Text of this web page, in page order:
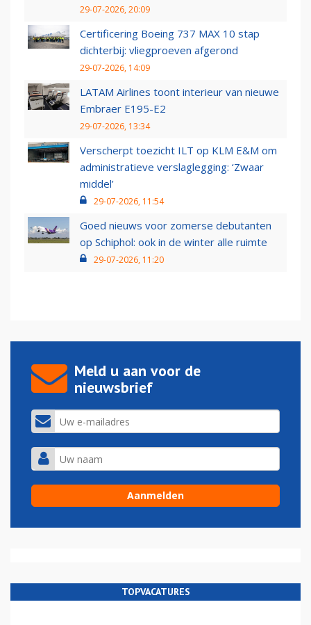
29-07-2026, 20:09
Certificering Boeing 737 MAX 10 stap
dichterbij: vliegproeven afgerond
29-07-2026, 14:09
LATAM Airlines toont interieur van nieuwe
Embraer E195-E2
29-07-2026, 13:34
Verscherpt toezicht ILT op KLM E&M om
administratieve verslaglegging: ‘Zwaar
middel’
29-07-2026, 11:54
Goed nieuws voor zomerse debutanten
op Schiphol: ook in de winter alle ruimte
29-07-2026, 11:20
Meld u aan voor de
nieuwsbrief
TOPVACATURES